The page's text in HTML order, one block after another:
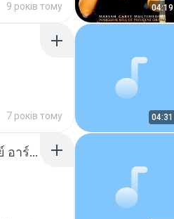
9 років тому 04:19
7 років тому 04:31
โอเคป่ะ (Yes or No) Feat. นุช วิลาวัลย์ อาร์สยาม - Flame.mp3